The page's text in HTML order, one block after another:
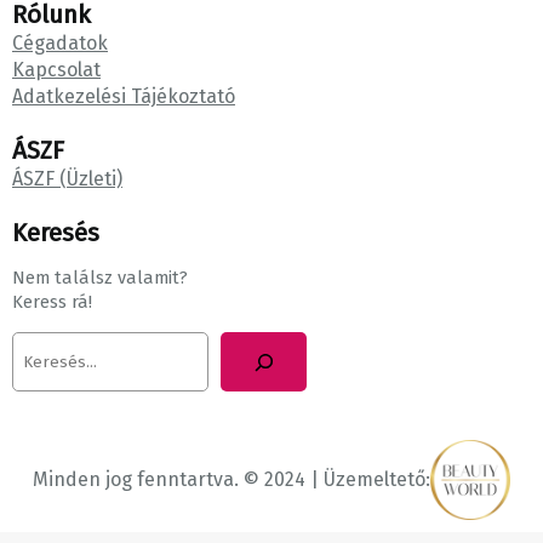
Rólunk
Cégadatok
Kapcsolat
Adatkezelési Tájékoztató
ÁSZF
ÁSZF (Üzleti)
Keresés
Nem találsz valamit?
Keress rá!
e
r
é
Minden jog fenntartva. © 2024 | Üzemeltető: